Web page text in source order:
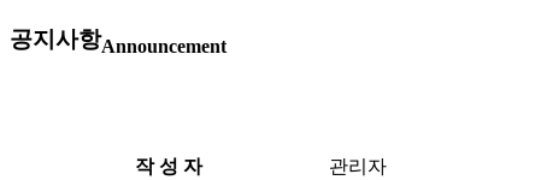
공지사항Announcement
작 성 자
관리자